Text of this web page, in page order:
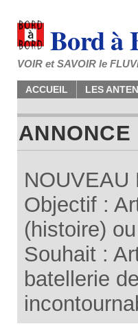
Bord à
VOIR et SAVOIR le
ACCUEIL LES
ANNONCE
NOUVEAU
Objectif :
(histoire)
Souhait :
batellerie